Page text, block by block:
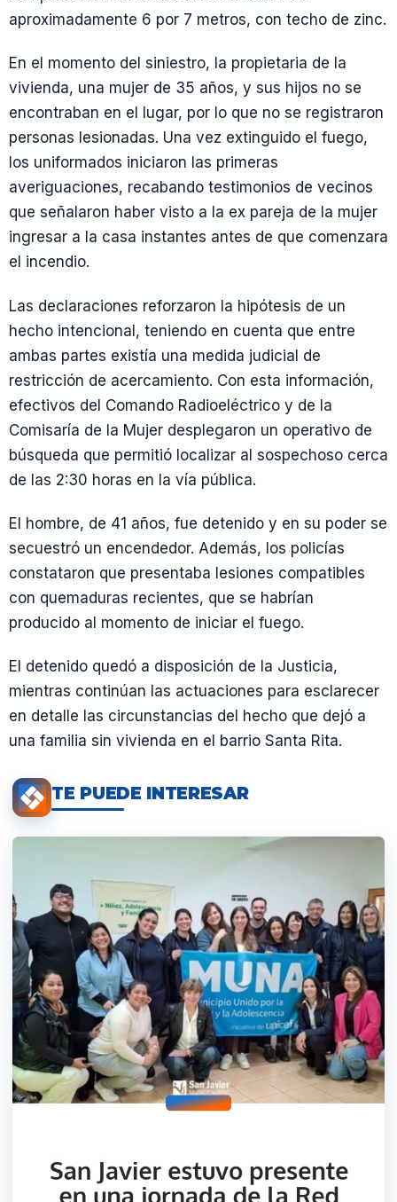
aproximadamente 6 por 7 metros, con techo de zinc.
En el momento del siniestro, la propietaria de la
vivienda, una mujer de 35 años, y sus hijos no se
encontraban en el lugar, por lo que no se registraron
personas lesionadas. Una vez extinguido el fuego,
los uniformados iniciaron las primeras
averiguaciones, recabando testimonios de vecinos
que señalaron haber visto a la ex pareja de la mujer
ingresar a la casa instantes antes de que comenzara
el incendio.
Las declaraciones reforzaron la hipótesis de un
hecho intencional, teniendo en cuenta que entre
ambas partes existía una medida judicial de
restricción de acercamiento. Con esta información,
efectivos del Comando Radioeléctrico y de la
Comisaría de la Mujer desplegaron un operativo de
búsqueda que permitió localizar al sospechoso cerca
de las 2:30 horas en la vía pública.
El hombre, de 41 años, fue detenido y en su poder se
secuestró un encendedor. Además, los policías
constataron que presentaba lesiones compatibles
con quemaduras recientes, que se habrían
producido al momento de iniciar el fuego.
El detenido quedó a disposición de la Justicia,
mientras continúan las actuaciones para esclarecer
en detalle las circunstancias del hecho que dejó a
una familia sin vivienda en el barrio Santa Rita.
TE PUEDE INTERESAR